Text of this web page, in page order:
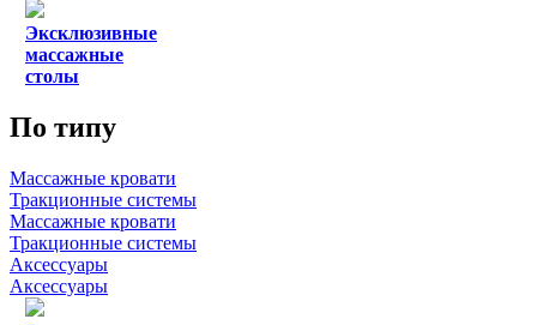
Эксклюзивные
массажные
столы
По типу
Массажные кровати
Тракционные системы
Массажные кровати
Тракционные системы
Аксессуары
Аксессуары